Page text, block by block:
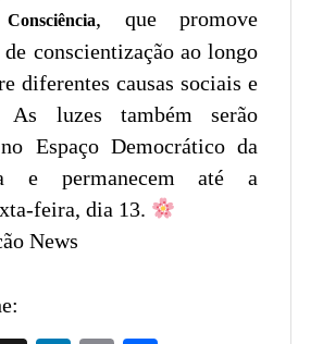
, que promove
de conscientização ao longo
diferentes causas sociais e
As luzes também serão
Espaço Democrático da
e permanecem até a
feira, dia 13.
News